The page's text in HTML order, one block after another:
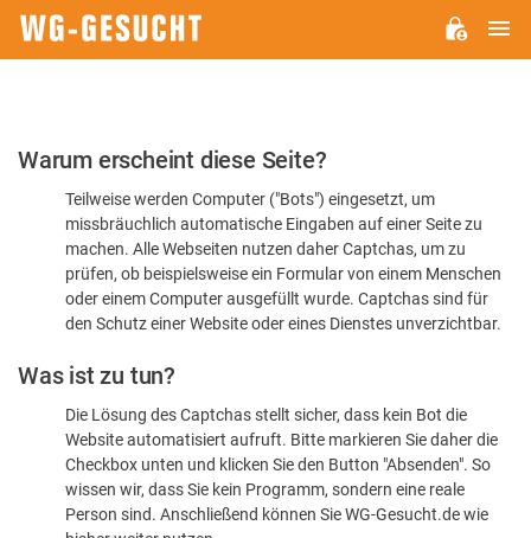
Bitte
dass
sind
Warum erscheint diese Seite?
Teilweise werden Computer ("Bots") eingesetzt, um
missbräuchlich automatische Eingaben auf einer Seite zu
machen. Alle Webseiten nutzen daher Captchas, um zu
prüfen, ob beispielsweise ein Formular von einem Menschen
oder einem Computer ausgefüllt wurde. Captchas sind für
den Schutz einer Website oder eines Dienstes unverzichtbar.
Was ist zu tun?
Die Lösung des Captchas stellt sicher, dass kein Bot die
Website automatisiert aufruft. Bitte markieren Sie daher die
Checkbox unten und klicken Sie den Button "Absenden". So
wissen wir, dass Sie kein Programm, sondern eine reale
Person sind. Anschließend können Sie WG-Gesucht.de wie